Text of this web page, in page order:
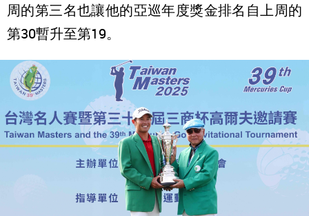
周的第三名也讓他的亞巡年度獎金排名自上周的
第30暫升至第19。